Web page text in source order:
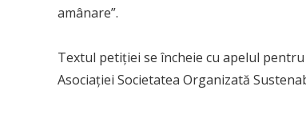
amânare”.
Textul petiției se încheie cu apelul
Asociației Societatea Organizată